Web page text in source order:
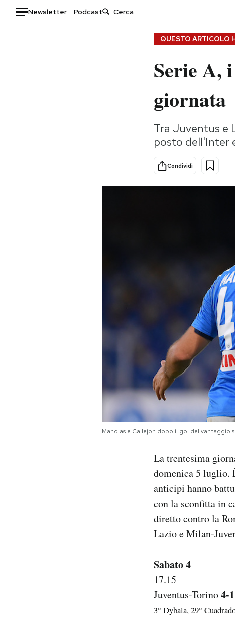
Newsletter Podcast
Consumismi
Storie/Idee
Ok Boomer!
Altrecose
QUESTO ARTICOLO
Serie A,
giornata
Tra Juventus e
posto dell'Inter
Condividi
Manolas e Callejon dopo il gol del vantaggio
La trentesima
domenica 5 luglio.
anticipi hanno
con la sconfitta in
diretto contro la
Lazio e Milan-
Sabato 4
17.15
Juventus-Torino4-1
3° Dybala, 29°